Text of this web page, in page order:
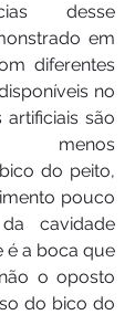
desse
em
diferentes
no
são
menos
do peito,
pouco
cavidade
é a boca que
o oposto
do bico do